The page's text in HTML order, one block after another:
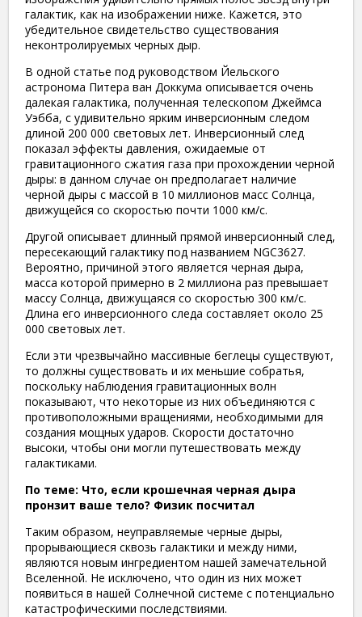
галактик, как на изображении ниже. Кажется, это
убедительное свидетельство существования
неконтролируемых черных дыр.
В одной статье под руководством Йельского
астронома Питера ван Доккума описывается очень
далекая галактика, полученная телескопом Джеймса
Уэбба, с удивительно ярким инверсионным следом
длиной 200 000 световых лет. Инверсионный след
показал эффекты давления, ожидаемые от
гравитационного сжатия газа при прохождении черной
дыры: в данном случае он предполагает наличие
черной дыры с массой в 10 миллионов масс Солнца,
движущейся со скоростью почти 1000 км/с.
Другой описывает длинный прямой инверсионный след,
пересекающий галактику под названием NGC3627.
Вероятно, причиной этого является черная дыра,
масса которой примерно в 2 миллиона раз превышает
массу Солнца, движущаяся со скоростью 300 км/с.
Длина его инверсионного следа составляет около 25
000 световых лет.
Если эти чрезвычайно массивные беглецы существуют,
то должны существовать и их меньшие собратья,
поскольку наблюдения гравитационных волн
показывают, что некоторые из них объединяются с
противоположными вращениями, необходимыми для
создания мощных ударов. Скорости достаточно
высоки, чтобы они могли путешествовать между
галактиками.
По теме: Что, если крошечная черная дыра
пронзит ваше тело? Физик посчитал
Таким образом, неуправляемые черные дыры,
прорывающиеся сквозь галактики и между ними,
являются новым ингредиентом нашей замечательной
Вселенной. Не исключено, что один из них может
появиться в нашей Солнечной системе с потенциально
катастрофическими последствиями.